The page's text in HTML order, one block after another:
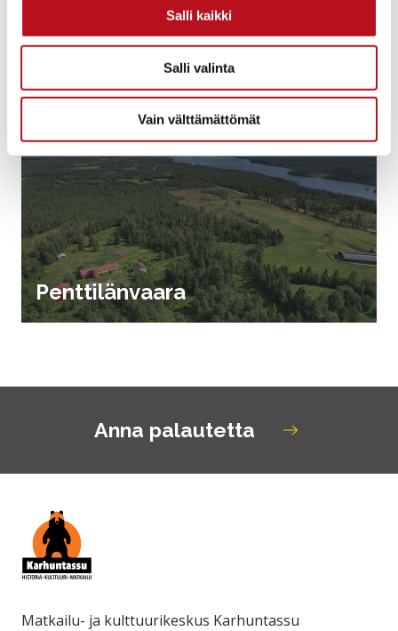
Salli kaikki
Salli valinta
Vain välttämättömät
Murtovara
Penttilänvaara
Anna palautetta
Matkailu- ja kulttuurikeskus Karhuntassu